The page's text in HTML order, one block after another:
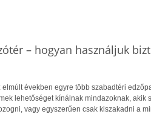
– hogyan használjuk
elmúlt években egyre több szabadtéri
lehetőséget kínálnak mindazoknak,
vagy egyszerűen csak kiszakadni a